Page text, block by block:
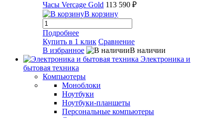
Часы Vercage Gold 113 590 ₽
В корзину
Подробнее
Купить в 1 клик Сравнение
В избранное
В наличии
Электроника и
бытовая техника
Компьютеры
Моноблоки
Ноутбуки
Ноутбуки-планшеты
Персональные компьютеры